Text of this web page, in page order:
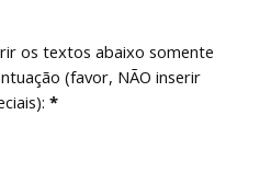
os textos abaixo somente
(favor, NÃO inserir
*